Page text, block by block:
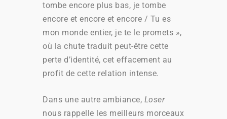
tombe encore plus bas, je tombe
encore et encore et encore / Tu es
mon monde entier, je te le promets »,
où la chute traduit peut-être cette
perte d’identité, cet effacement au
profit de cette relation intense.
Dans une autre ambiance, Loser
nous rappelle les meilleurs morceaux